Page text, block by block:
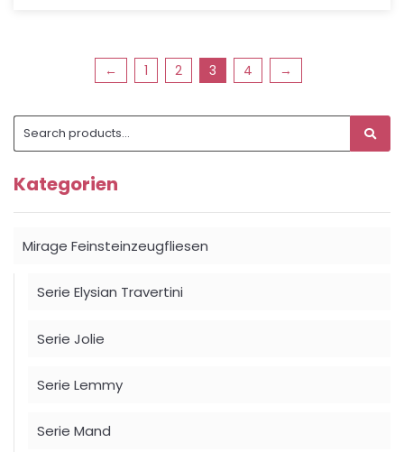
for:
Kategorien
Mirage Feinsteinzeugfliesen
Serie Elysian Travertini
Serie Jolie
Serie Lemmy
Serie Mand
← 1 2 3 4 →